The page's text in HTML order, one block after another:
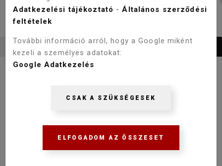
WELLIS DUBLO E-MAX™ TOUCH
KÁD CSAPTELEP NÉLKÜL
WK00005-7
Adatkezelési tájékoztató -Általános szerződési
feltételek
További információ arról, hogy a Google miként
kezeli a személyes adatokat:
Google Adatkezelés
CSAK A SZÜKSÉGESEK
ELFOGADOM AZ ÖSSZESET